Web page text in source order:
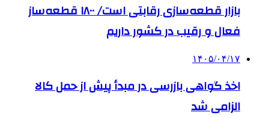
بازار قطعه‌سازی رقابتی است/ ۱۸۰۰ قطعه‌ساز
فعال و رقیب در کشور داریم
۱۴۰۵/۰۴/۱۷
اخذ گواهی بازرسی در مبدأ پیش از حمل کالا
الزامی شد